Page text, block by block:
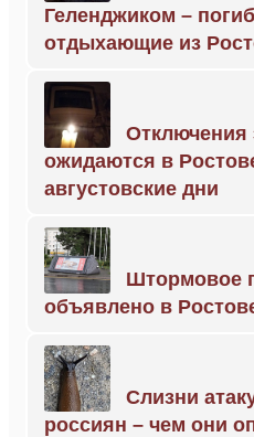
Геленджиком –
отдыхающие из
Отключения
ожидаются в
августовские дни
Штормовое
объявлено в
Слизни
россиян – чем они